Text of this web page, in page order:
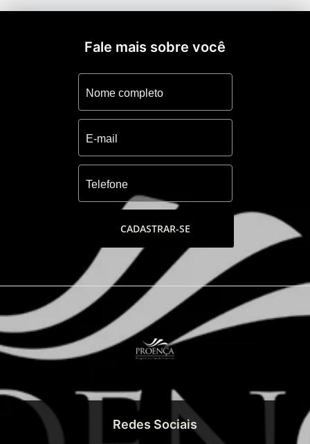
-Conveniência
-Estética Pet
-Espaços gourmets junto às quadras
espalhadas pelo condomínio
Você pode tirar suas dúvidas sobre este
empreendimento e solicitar as opções nele
disponíveis, através do nosso canal direto.
para o número (51) 99600-0039
Fale mais sobre você
CADASTRAR-SE
Redes Sociais